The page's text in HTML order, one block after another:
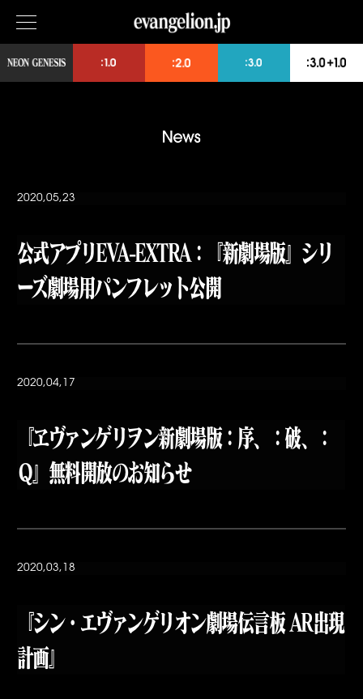
2020,05,23
公式アプリEVA-EXTRA：『新劇場版』シリ
ーズ劇場用パンフレット公開
2020,04,17
『ヱヴァンゲリヲン新劇場版：序、：破、：
Ｑ』無料開放のお知らせ
2020,03,18
『シン・エヴァンゲリオン劇場伝言板 AR出現
計画』